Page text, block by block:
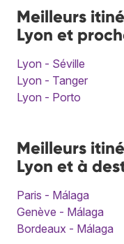
Meilleurs
Lyon et
Lyon - Séville
Lyon - Tanger
Lyon - Porto
Meilleurs
Lyon et à
Paris - Málaga
Genève - Málaga
Bordeaux - Málaga